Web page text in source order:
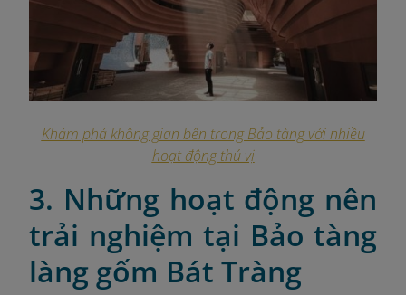
Khám phá không gian bên trong Bảo tàng với nhiều
hoạt động thú vị
3. Những hoạt động nên
trải nghiệm tại Bảo tàng
làng gốm Bát Tràng